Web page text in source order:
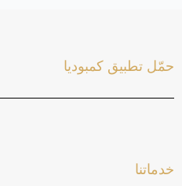
خدماتنا
حمّل تطبيق كمبوديا